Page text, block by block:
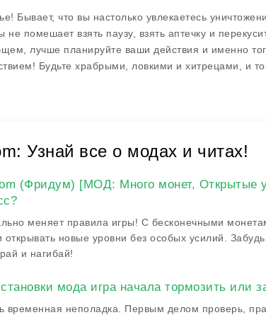
Бывает, что вы настолько увлекаетесь
помешает взять паузу, взять аптечку и
лучше планируйте ваши действия и именно
Будьте храбрыми, ловкими и хитрецами, и
Узнай все о модах и читах!
(Фридум) [МОД: Много монет, Открытые
меняет правила игры! С бесконечными
новые уровни без особых усилий.
и нагибай!
мода игра начала тормозить или
временная неполадка. Первым делом проверь,